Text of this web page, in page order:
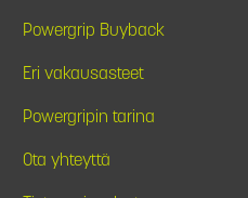
Powergrip Buyback
Eri vakausasteet
Powergripin tarina
Ota yhteyttä